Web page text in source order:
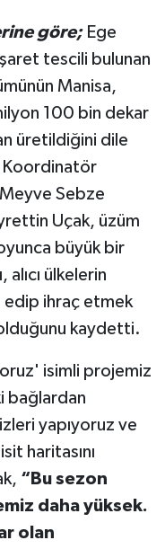
göre;Ege
tescili bulunan
Manisa,
100 bin dekar
üretildiğini dile
Koordinatör
Meyve Sebze
Uçak, üzüm
büyük bir
alıcı ülkelerin
edip ihraç etmek
olduğunu kaydetti.
isimli projemiz
bağlardan
yapıyoruz ve
haritasını
“Bu sezon
daha yüksek.
olan